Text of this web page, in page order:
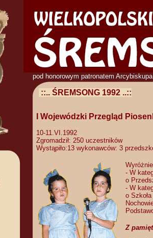
pod honorowym patronatem
::.. ŚREMSONG 1992 ..::
I Wojewódzki Przegląd
10-11.VI.1992
Zgromadził: 250 uczestników
Wystąpiło:13 wykonawców: 3
- W
o
- W
o
Z